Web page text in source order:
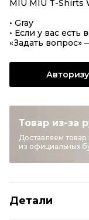
MIU MIU T-Shirts
• Gray
• Если у вас
«Задать вопрос»
Товар из-за
Доставляем
из официальных
Детали